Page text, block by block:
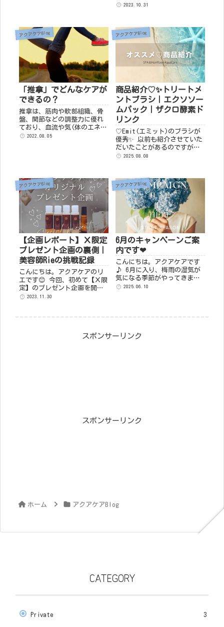
水、通常の２倍量をパッティ
定となります。 ビーワン｜＋
￥3,300 ビーワ...
2023.10.31
アクアケアBlog
「推拿」でどんなケアが
できるの？
推拿は、筋肉や軟部組織、骨
盤、関節などの調整力に優れ
ており、血流や気(体のエネル
ギー)の巡りを良くし、代謝を
予...
2022.08.05
アクアケアBlog
商品紹介♡✨トリートメ
ントブラシ｜エクソソー
ムパック｜ザクロ酵素ド
リンク
♡Emit(エミット)のブラシが
優秀✨ 以前も紹介させていた
だいたことがあるのですが、
オススメなので改めてご案内
こちらのブラシ。特にシャン
プーの予洗いの時に使...
2025.08.08
アクアケアBlog
【企画レポート】Ｘ限定
プレゼント企画の裏側｜
美容師Rieの挑戦記録
こんにちは。アクアケアのリ
エです😊 今回、初めて【Ｘ限
定】のプレゼント企画を開催
いたしましたので感想や思
2023.11.30
アクアケアBlog
6月のキャンペーンご案
内です❤
こんにちは。アクアケアです
♪ 6月に入り、梅雨の湿気が
気になる季節がやってきまし
たね。この時期、髪の毛のコ
2025.06.10
スポンサーリンク
スポンサーリンク
ホーム アクアケアBlog
CATEGORY
Private 3